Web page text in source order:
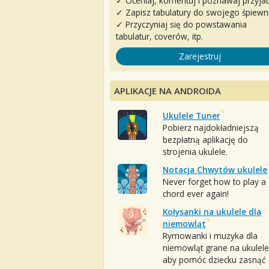
✓ Zapisz tabulatury do swojego
✓ Przyczyniaj się do powstawania
tabulatur, coverów, itp.
Zarejestruj
APLIKACJE NA ANDROIDA
Ukulele Tuner
Pobierz najdokładniejszą
bezpłatną aplikację do
strojenia ukulele.
Notacja Chwytów ukulele
Never forget how to play a
chord ever again!
Kołysanki na ukulele dla
niemowląt
Rymowanki i muzyka dla
niemowląt grane na
aby pomóc dziecku zasnąć